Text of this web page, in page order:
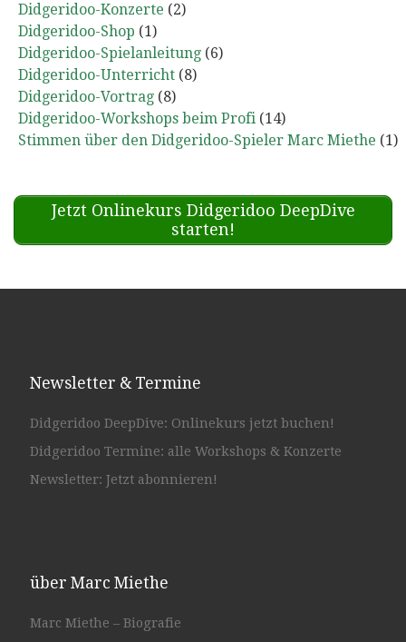
Didgeridoo-Konzerte (2)
Didgeridoo-Shop (1)
Didgeridoo-Spielanleitung (6)
Didgeridoo-Unterricht (8)
Didgeridoo-Vortrag (8)
Didgeridoo-Workshops beim Profi (14)
Stimmen über den Didgeridoo-Spieler Marc Miethe (1)
Jetzt Onlinekurs Didgeridoo DeepDive
starten!
Newsletter & Termine
Didgeridoo DeepDive: Onlinekurs jetzt buchen!
Didgeridoo Termine: alle Workshops & Konzerte
Newsletter: Jetzt abonnieren!
über Marc Miethe
Marc Miethe – Biografie